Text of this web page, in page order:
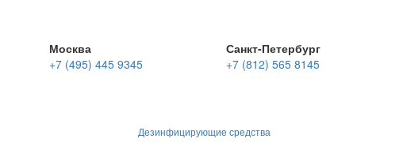
Москва
+7 (495) 445 9345
Санкт-Петербург
+7 (812) 565 8145
Дезинфицирующие средства